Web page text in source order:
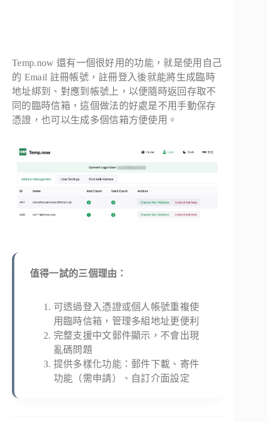
Temp.now 還有一個很好用的功能，就是使用自己
的 Email 註冊帳號，註冊登入後就能將生成臨時
地址綁到、對應到帳號上，以便隨時返回存取不
同的臨時信箱，這個做法的好處是不用手動保存
憑證，也可以生成多個信箱方便使用。
值得一試的三個理由：
可透過登入憑證或個人帳號重複使
用臨時信箱，管理多組地址更便利
完整支援中文郵件顯示，不會出現
亂碼問題
提供多樣化功能：郵件下載、寄件
功能（需申請）、自訂介面設定